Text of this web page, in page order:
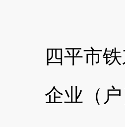
四平市
企业（户